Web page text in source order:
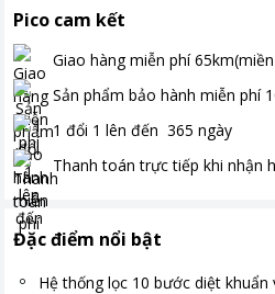
Pico cam kết
Giao hàng miễn phí
Sản phẩm bảo hành miễn phí
1 đổi 1 lên đến 365 ngày
Thanh toán trực tiếp khi nhận
Đặc điểm nổi bật
Hệ thống lọc 10 bước diệt